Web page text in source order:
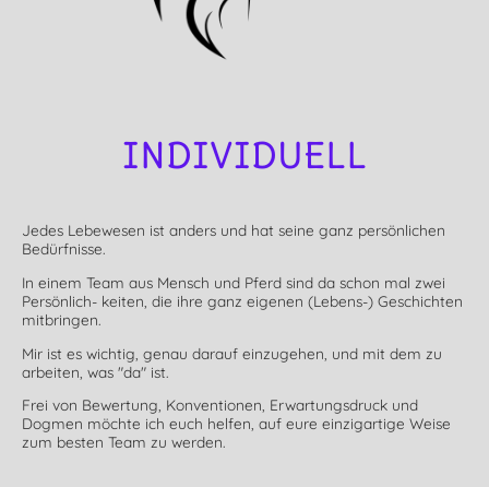
INDIVIDUELL
Jedes Lebewesen ist anders und hat seine ganz persönlichen
Bedürfnisse.
In einem Team aus Mensch und Pferd sind da schon mal zwei
Persönlich- keiten, die ihre ganz eigenen (Lebens-) Geschichten
mitbringen.
Mir ist es wichtig, genau darauf einzugehen, und mit dem zu
arbeiten, was "da" ist.
Frei von Bewertung, Konventionen, Erwartungsdruck und
Dogmen möchte ich euch helfen, auf eure einzigartige Weise
zum besten Team zu werden.